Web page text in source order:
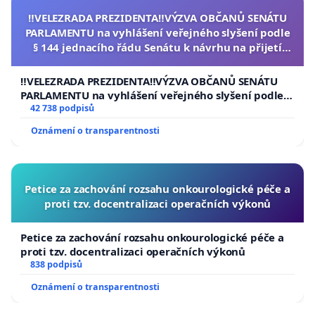
‼️VELEZRADA PREZIDENTA‼️VÝZVA OBČANŮ SENÁTU
PARLAMENTU na vyhlášení veřejného slyšení podle
§ 144 jednacího řádu Senátu k návrhu na přijetí
republiky
‼️VELEZRADA PREZIDENTA‼️VÝZVA OBČANŮ SENÁTU
PARLAMENTU na vyhlášení veřejného slyšení podle §
144 jednacího řádu Senátu k návrhu na přijetí
republiky
42 738 podpisů
Oznámení o transparentnosti
Petice za zachování rozsahu onkourologické péče a
proti tzv. docentralizaci operačních výkonů
Petice za zachování rozsahu onkourologické péče a
proti tzv. docentralizaci operačních výkonů
838 podpisů
Oznámení o transparentnosti